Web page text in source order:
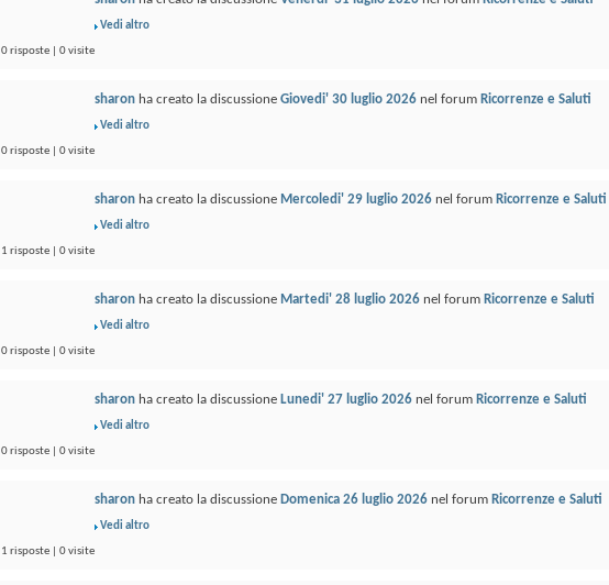
Vedi altro
0 risposte | 0 visite
sharon ha creato la discussione Giovedi' 30 luglio 2026 nel forum Ricorrenze e Saluti
Vedi altro
0 risposte | 0 visite
sharon ha creato la discussione Mercoledi' 29 luglio 2026 nel forum Ricorrenze e Saluti
Vedi altro
1 risposte | 0 visite
sharon ha creato la discussione Martedi' 28 luglio 2026 nel forum Ricorrenze e Saluti
Vedi altro
0 risposte | 0 visite
sharon ha creato la discussione Lunedi' 27 luglio 2026 nel forum Ricorrenze e Saluti
Vedi altro
0 risposte | 0 visite
sharon ha creato la discussione Domenica 26 luglio 2026 nel forum Ricorrenze e Saluti
Vedi altro
1 risposte | 0 visite